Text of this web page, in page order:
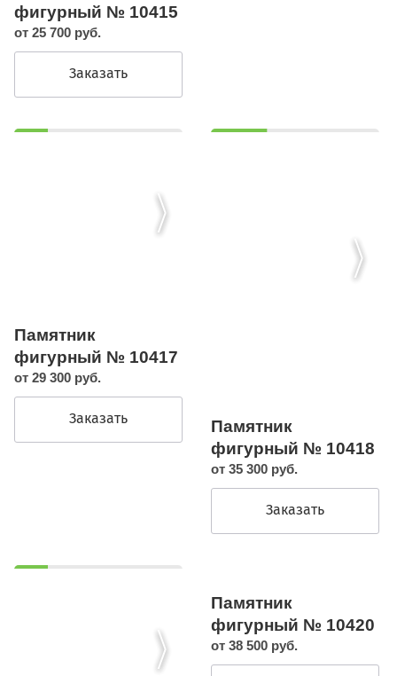
фигурный № 10415
от 25 700 руб.
Заказать
Памятник
фигурный № 10417
от 29 300 руб.
Заказать
Памятник
фигурный № 10418
от 35 300 руб.
Заказать
Памятник
фигурный № 10420
от 38 500 руб.